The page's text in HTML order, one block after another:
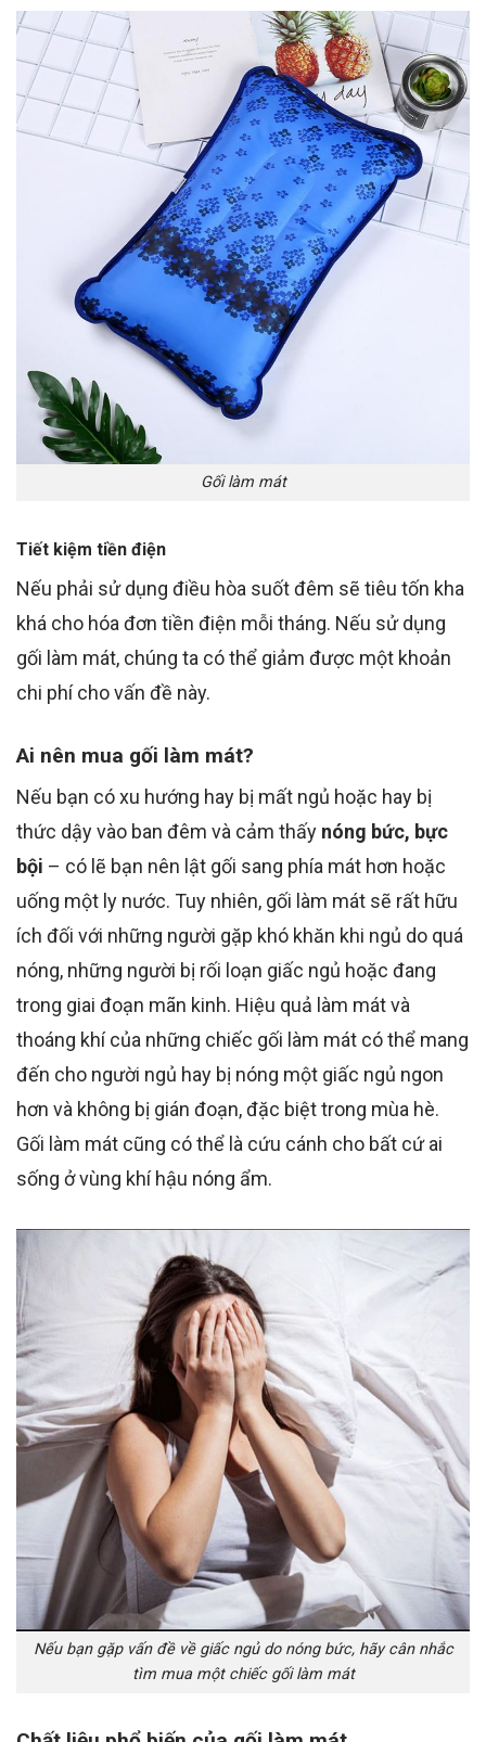
Gối làm mát
Tiết kiệm tiền điện
Nếu phải sử dụng điều hòa suốt đêm sẽ tiêu tốn kha
khá cho hóa đơn tiền điện mỗi tháng. Nếu sử dụng
gối làm mát, chúng ta có thể giảm được một khoản
chi phí cho vấn đề này.
Ai nên mua gối làm mát?
Nếu bạn có xu hướng hay bị mất ngủ hoặc hay bị
thức dậy vào ban đêm và cảm thấy nóng bức, bực
bội – có lẽ bạn nên lật gối sang phía mát hơn hoặc
uống một ly nước. Tuy nhiên, gối làm mát sẽ rất hữu
ích đối với những người gặp khó khăn khi ngủ do quá
nóng, những người bị rối loạn giấc ngủ hoặc đang
trong giai đoạn mãn kinh. Hiệu quả làm mát và
thoáng khí của những chiếc gối làm mát có thể mang
đến cho người ngủ hay bị nóng một giấc ngủ ngon
hơn và không bị gián đoạn, đặc biệt trong mùa hè.
Gối làm mát cũng có thể là cứu cánh cho bất cứ ai
sống ởvùng khí hậu nóng ẩm.
Nếu bạn gặp vấn đề về giấc ngủ do nóng bức, hãy cân nhắc
tìm mua một chiếc gối làm mát